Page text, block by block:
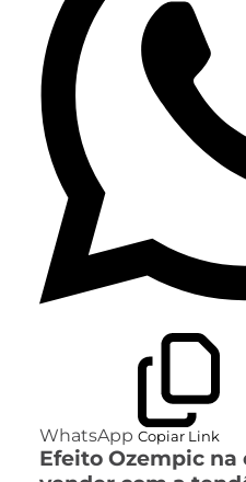
WhatsApp Copiar Link
Efeito Ozempic